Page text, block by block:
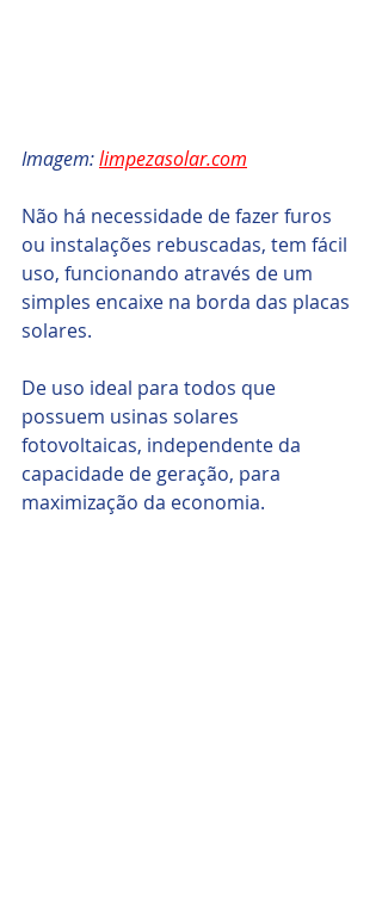
Imagem: limpezasolar.com
Não há necessidade de fazer furos
ou instalações rebuscadas, tem fácil
uso, funcionando através de um
simples encaixe na borda das placas
solares.
De uso ideal para todos que
possuem usinas solares
fotovoltaicas, independente da
capacidade de geração, para
maximização da economia.